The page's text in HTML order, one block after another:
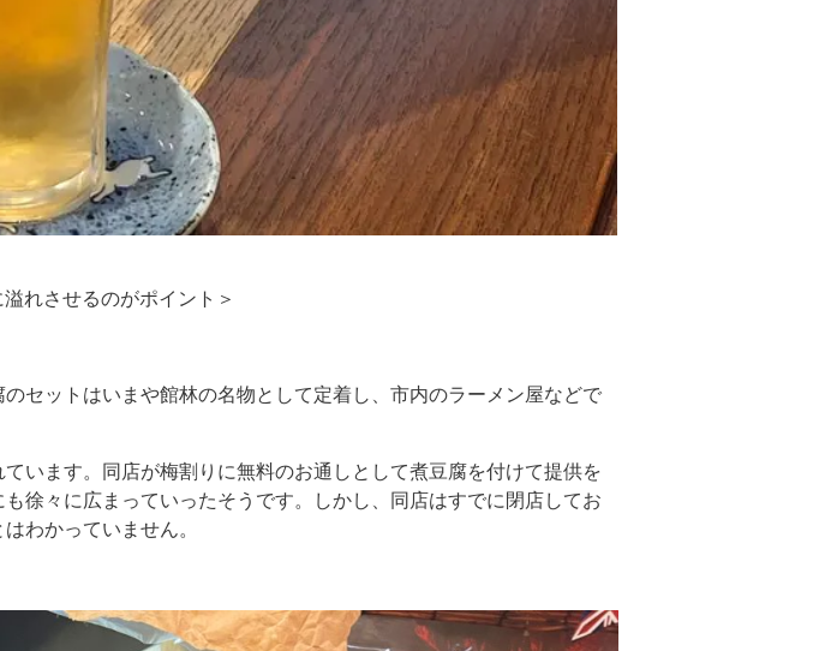
れさせるのがポイント＞
セットはいまや館林の名物として定着し、市内のラーメン屋などで
います。同店が梅割りに無料のお通しとして煮豆腐を付けて提供を
徐々に広まっていったそうです。しかし、同店はすでに閉店してお
わかっていません。